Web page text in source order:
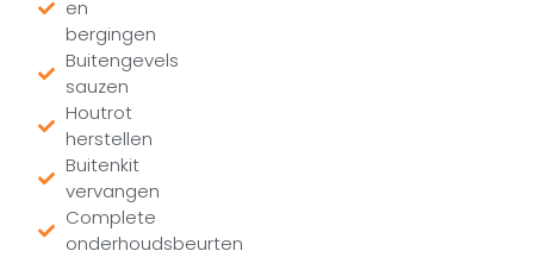
en
bergingen
Buitengevels
sauzen
Houtrot
herstellen
Buitenkit
vervangen
Complete
onderhoudsbeurten